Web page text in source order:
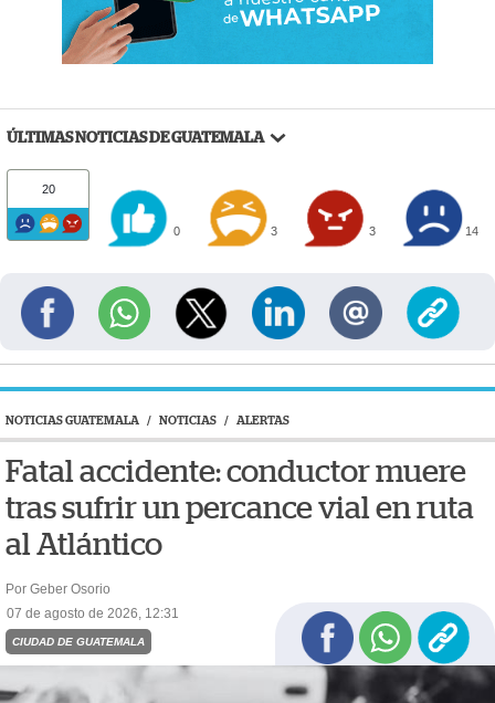
ÚLTIMAS NOTICIAS DE GUATEMALA
20
0 3 3 14
NOTICIAS GUATEMALA / NOTICIAS / ALERTAS
Fatal accidente: conductor muere
tras sufrir un percance vial en ruta
al Atlántico
Por Geber Osorio
07 de agosto de 2026, 12:31
CIUDAD DE GUATEMALA